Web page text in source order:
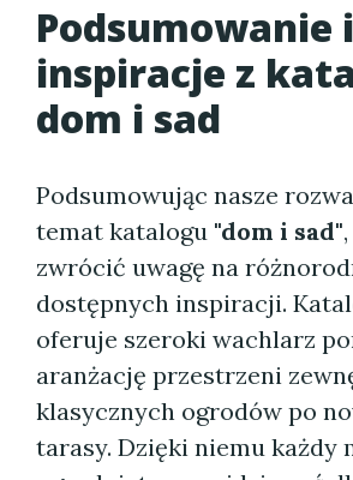
Podsumowanie i
inspiracje z
dom i sad
Podsumowując nasze
temat katalogu "dom i sad"
zwrócić uwagę na
dostępnych inspiracji.
oferuje szeroki wachlarz
aranżację przestrzeni
klasycznych ogrodów po
tarasy. Dzięki niemu każdy